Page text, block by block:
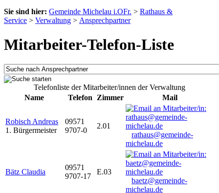
Sie sind hier: Gemeinde Michelau i.OFr. > Rathaus &
Service > Verwaltung > Ansprechpartner
Mitarbeiter-Telefon-Liste
Telefonliste der Mitarbeiter/innen der Verwaltung
Name
Telefon Zimmer Mail
Robisch Andreas
1. Bürgermeister
09571
9707-0
2.01
rathaus@gemeinde-
michelau.de
Bätz Claudia
09571
9707-17
E.03
baetz@gemeinde-
michelau.de